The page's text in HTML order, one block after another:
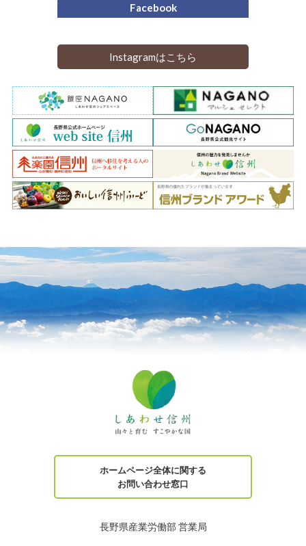
Facebook
Instagramはこちら
ホームページ全体に関する
お問い合わせ窓口
長野県産業労働部 営業局